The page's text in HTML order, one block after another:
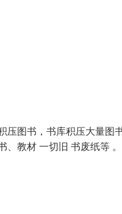
压图书，书库积压大量图
教材 一切旧 书废纸等 。